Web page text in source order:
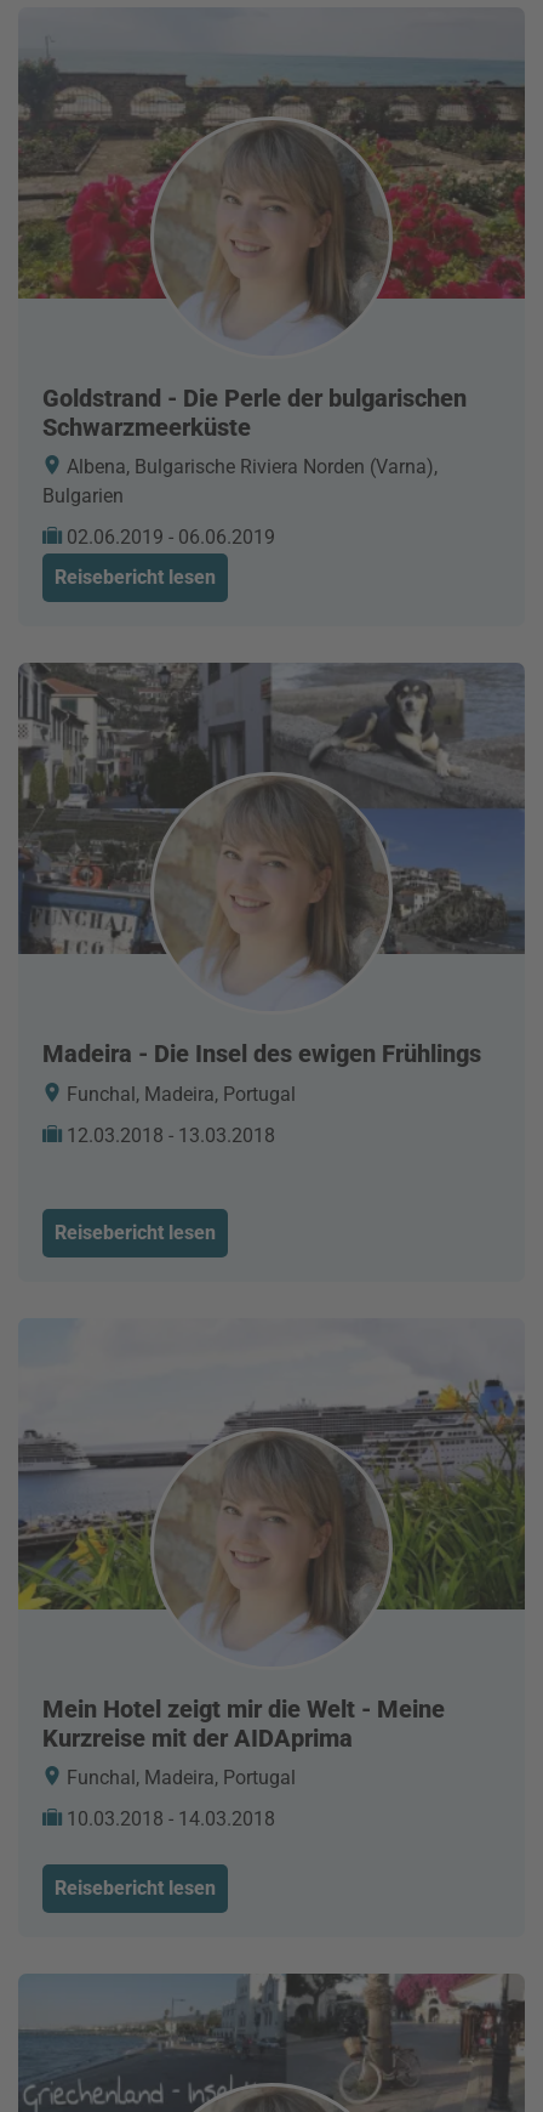
Goldstrand - Die Perle der bulgarischen
Schwarzmeerküste
Albena, Bulgarische Riviera Norden (Varna),
Bulgarien
02.06.2019 - 06.06.2019
Reisebericht lesen
Madeira - Die Insel des ewigen Frühlings
Funchal, Madeira, Portugal
12.03.2018 - 13.03.2018
Reisebericht lesen
Mein Hotel zeigt mir die Welt - Meine
Kurzreise mit der AIDAprima
Funchal, Madeira, Portugal
10.03.2018 - 14.03.2018
Reisebericht lesen